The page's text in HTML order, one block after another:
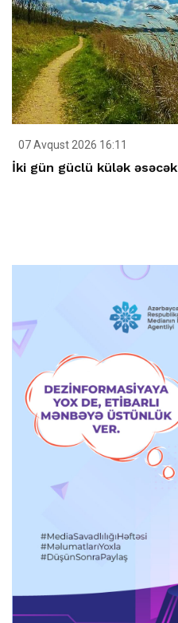
07 Avqust 2026 16:11
İki gün güclü külək əsəcək